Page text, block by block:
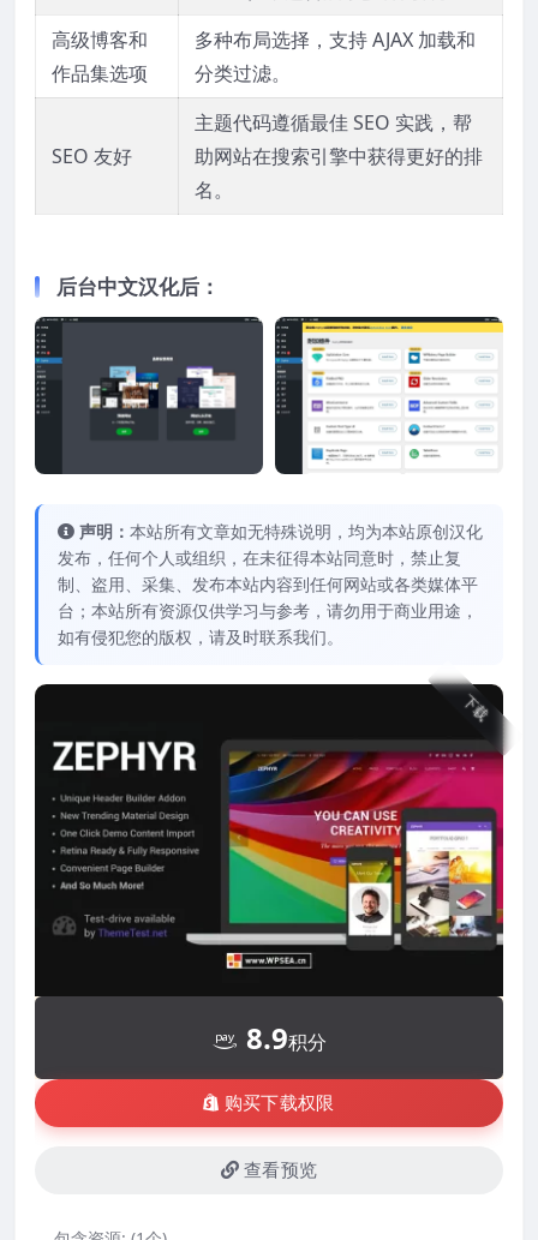
高级博客和
作品集选项
多种布局选择，支持 AJAX 加载和
分类过滤。
SEO 友好
主题代码遵循最佳 SEO 实践，帮
助网站在搜索引擎中获得更好的排
名。
后台中文汉化后：
声明： 本站所有文章如无特殊说明，均为本站原创汉化
发布，任何个人或组织，在未征得本站同意时，禁止复
制、盗用、采集、发布本站内容到任何网站或各类媒体平
台；本站所有资源仅供学习与参考，请勿用于商业用途，
如有侵犯您的版权，请及时联系我们。
下载
8.9积分
购买下载权限
查看预览